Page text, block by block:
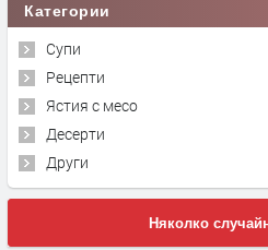
Категории
Супи
Рецепти
Ястия с месо
Десерти
Други
Няколко